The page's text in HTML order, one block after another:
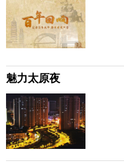
魅力太原夜